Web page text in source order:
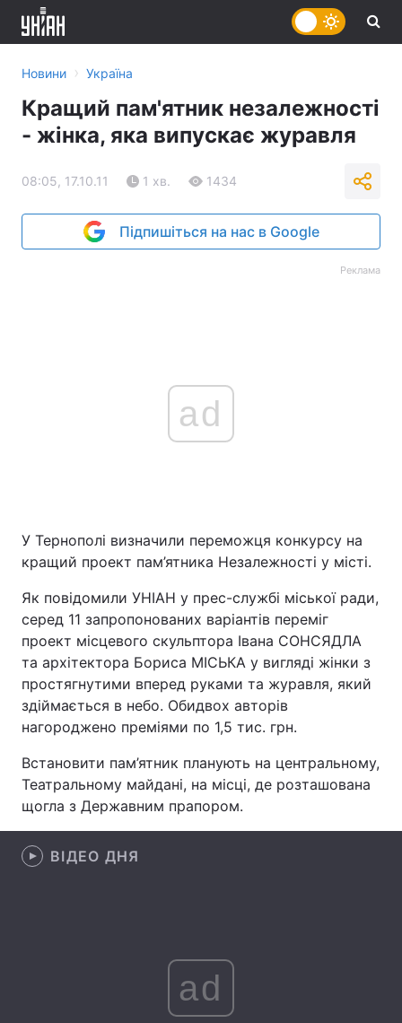
Світ
Наука
Новини › Україна
Кращий пам'ятник незалежності
- жінка, яка випускає журавля
08:05, 17.10.11 1 хв. 1434
Підпишіться на нас в Google
Реклама
ad
У Тернополі визначили переможця конкурсу на
кращий проект пам’ятника Незалежності у місті.
Як повідомили УНІАН у прес-службі міської ради,
серед 11 запропонованих варіантів переміг
проект місцевого скульптора Івана СОНСЯДЛА
та архітектора Бориса МІСЬКА у вигляді жінки з
простягнутими вперед руками та журавля, який
здіймається в небо. Обидвох авторів
нагороджено преміями по 1,5 тис. грн.
Встановити пам’ятник планують на центральному,
Театральному майдані, на місці, де розташована
щогла з Державним прапором.
ВІДЕО ДНЯ
ad